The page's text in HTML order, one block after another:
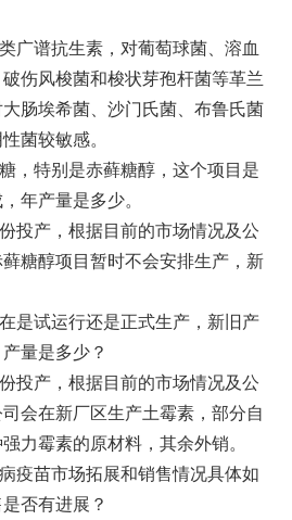
广谱抗生素，对葡萄球菌、溶血
伤风梭菌和梭状芽孢杆菌等革兰
肠埃希菌、沙门氏菌、布鲁氏菌
菌较敏感。
，特别是赤藓糖醇，这个项目是
年产量是多少。
投产，根据目前的市场情况及公
糖醇项目暂时不会安排生产，新
是试运行还是正式生产，新旧产
量是多少？
投产，根据目前的市场情况及公
会在新厂区生产土霉素，部分自
力霉素的原材料，其余外销。
疫苗市场拓展和销售情况具体如
否有进展？